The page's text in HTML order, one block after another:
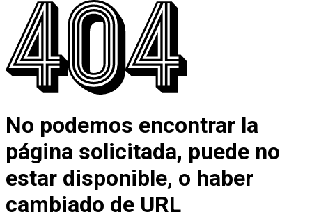
No podemos encontrar la
página solicitada, puede no
estar disponible, o haber
cambiado de URL